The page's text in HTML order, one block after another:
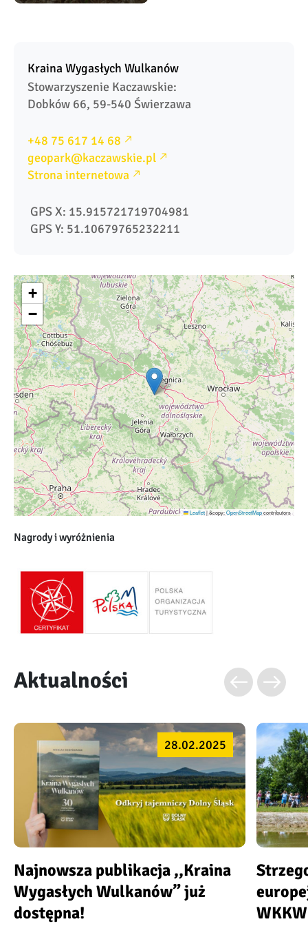
Kraina Wygasłych Wulkanów
Stowarzyszenie Kaczawskie:
Dobków 66, 59-540 Świerzawa
+48 75 617 14 68
geopark@kaczawskie.pl
Strona internetowa
GPS X: 15.915721719704981
GPS Y: 51.10679765232211
+
−
Leaflet|&copy;OpenStreetMapcontributors
Nagrody i wyróżnienia
Aktualności
28.02.2025
Najnowsza publikacja ,,Kraina
Wygasłych Wulkanów” już
dostępna!